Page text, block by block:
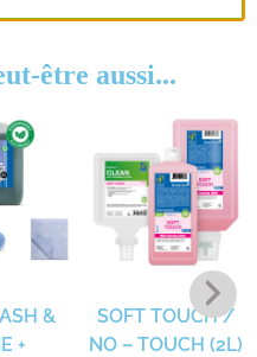
être aussi...
&
+
SOFT TOUCH /
NO – TOUCH (2L)